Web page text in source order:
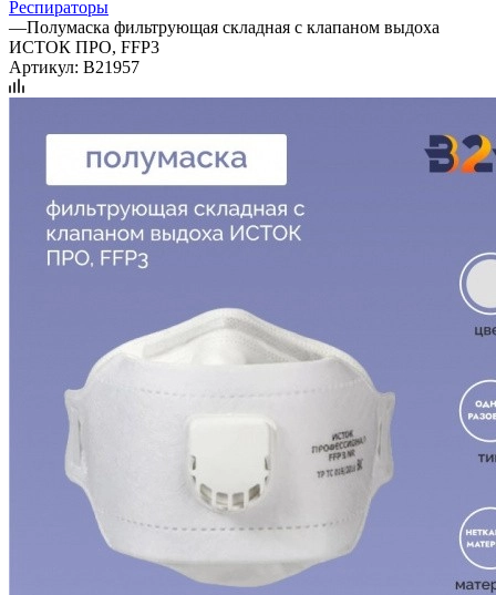
Респираторы
—Полумаска фильтрующая складная с клапаном выдоха
ИСТОК ПРО, FFP3
Артикул: B21957